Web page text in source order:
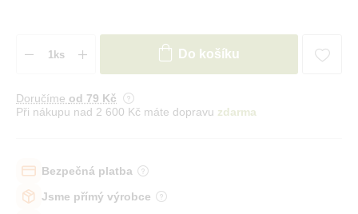
Do košíku
Doručíme od 79 Kč
Při nákupu nad 2 600 Kč máte dopravu zdarma
Bezpečná platba
Jsme přímý výrobce